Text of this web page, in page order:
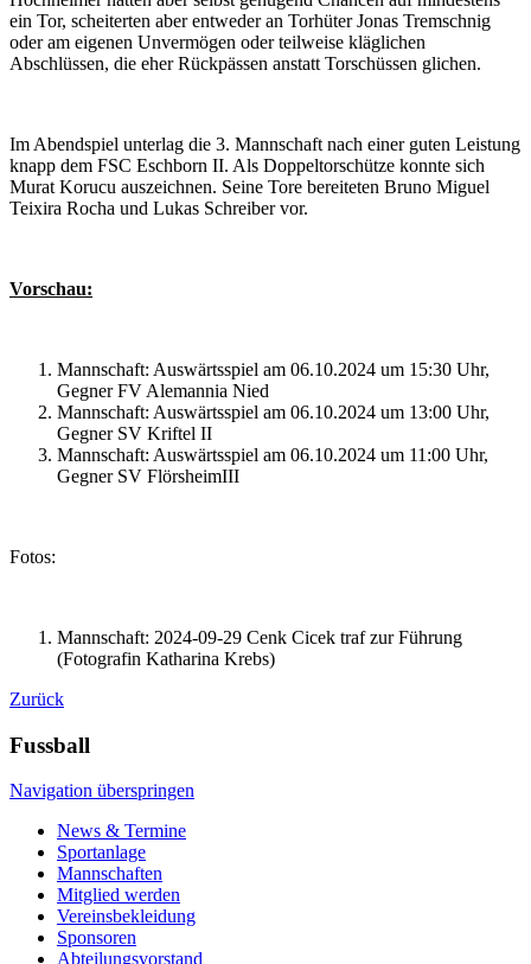
ein Tor, scheiterten aber entweder an Torhüter Jonas Tremschnig
oder am eigenen Unvermögen oder teilweise kläglichen
Abschlüssen, die eher Rückpässen anstatt Torschüssen glichen.
Im Abendspiel unterlag die 3. Mannschaft nach einer guten Leistung
knapp dem FSC Eschborn II. Als Doppeltorschütze konnte sich
Murat Korucu auszeichnen. Seine Tore bereiteten Bruno Miguel
Teixira Rocha und Lukas Schreiber vor.
Vorschau:
Mannschaft: Auswärtsspiel am 06.10.2024 um 15:30 Uhr,
Gegner FV Alemannia Nied
Mannschaft: Auswärtsspiel am 06.10.2024 um 13:00 Uhr,
Gegner SV Kriftel II
Mannschaft: Auswärtsspiel am 06.10.2024 um 11:00 Uhr,
Gegner SV FlörsheimIII
Fotos:
Mannschaft: 2024-09-29 Cenk Cicek traf zur Führung
(Fotografin Katharina Krebs)
Zurück
Fussball
Navigation überspringen
News & Termine
Sportanlage
Mannschaften
Mitglied werden
Vereinsbekleidung
Sponsoren
Abteilungsvorstand